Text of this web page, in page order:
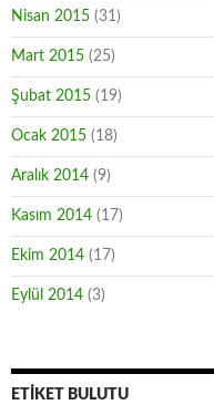
Nisan 2015 (31)
Mart 2015 (25)
Şubat 2015 (19)
Ocak 2015 (18)
Aralık 2014 (9)
Kasım 2014 (17)
Ekim 2014 (17)
Eylül 2014 (3)
ETIKET BULUTU